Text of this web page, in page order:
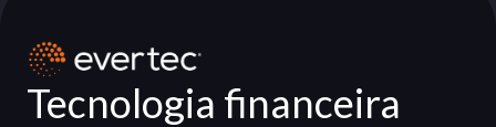
Tecnologia financeira